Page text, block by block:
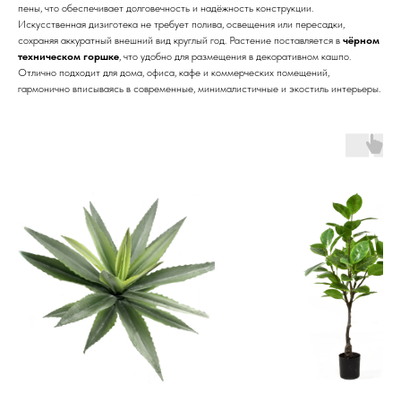
пены, что обеспечивает долговечность и надёжность конструкции.
Искусственная дизиготека не требует полива, освещения или пересадки,
сохраняя аккуратный внешний вид круглый год. Растение поставляется в чёрном
техническом горшке, что удобно для размещения в декоративном кашпо.
Отлично подходит для дома, офиса, кафе и коммерческих помещений,
гармонично вписываясь в современные, минималистичные и экостиль интерьеры.